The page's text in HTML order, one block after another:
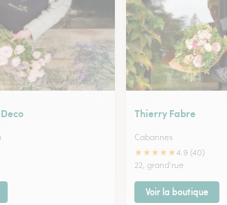
Thierry Fabre
Cabannes
★★★★★4.9 (40)
22, grand'rue
Voir la boutique